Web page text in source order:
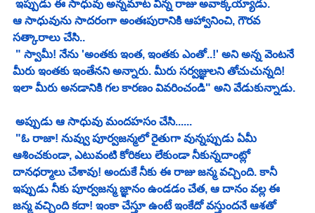
ఇప్పుడు ఈ సాధువు అన్నమాట విన్న రాజు అవాక్కయ్యాడు.
ఆ సాధువును సాదరంగా అంతఃపురానికి ఆహ్వానించి, గౌరవ
సత్కారాలు చేసి..
" స్వామీ! నేను 'అంతకు ఇంత, ఇంతకు ఎంతో..!' అని అన్న వెంటనే
మీరు ఇంతకు ఇంతేనని అన్నారు. మీరు సర్వజ్ఞులని తోచుచున్నది!
ఇలా మీరు అనడానికి గల కారణం వివరించండి" అని వేడుకున్నాడు.
అప్పుడు ఆ సాధువు మందహసం చేసి......
"ఓ రాజా! నువ్వు పూర్వజన్మలో రైతుగా వున్నప్పుడు ఏమీ
ఆశించకుండా, ఎటువంటి కోరికలు లేకుండా నీకున్నదాంట్లో
దానధర్మాలు చేశావు! అందుకే నీకు ఈ రాజు జన్మ వచ్చింది. కానీ
ఇప్పుడు నీకు పూర్వజన్మ జ్ఞానం ఉండడం చేత, ఆ దానం వల్ల ఈ
జన్మ వచ్చింది కదా! ఇంకా చేస్తూ ఉంటే ఇంకేదో వస్తుందనే ఆశతో